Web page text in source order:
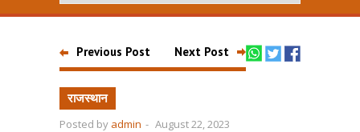
Previous Post Next Post
राजस्थान
Posted by admin - August 22, 2023